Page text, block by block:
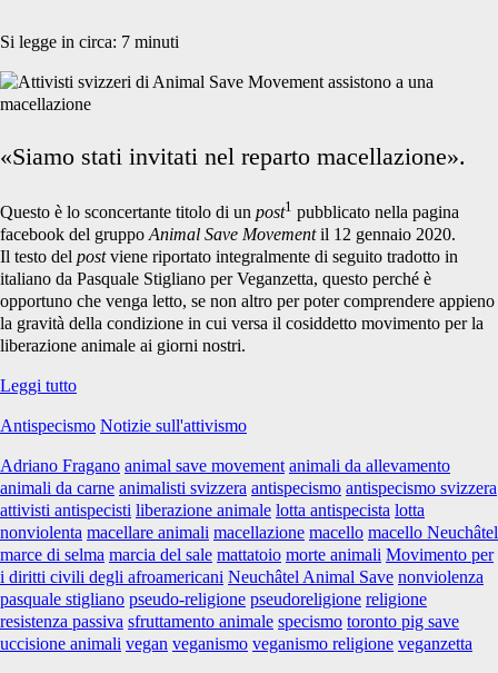
svizzera</span>
Si legge in circa: 7 minuti
«Siamo stati invitati nel reparto macellazione».
Questo è lo sconcertante titolo di un post1 pubblicato nella pagina
facebook del gruppo Animal Save Movementil 12 gennaio 2020.
Il testo del postviene riportato integralmente di seguito tradotto in
italiano da Pasquale Stigliano per Veganzetta, questo perché è
opportuno che venga letto, se non altro per poter comprendere appieno
la gravità della condizione in cui versa il cosiddetto movimento per la
liberazione animale ai giorni nostri.
Leggi tuttoLa
religione
Animal
Save
Movement
Antispecismo Notizie sull'attivismo
Adriano Fragano animal save movement animali da allevamento
animali da carne animalisti svizzera antispecismo antispecismo svizzera
attivisti antispecisti liberazione animale lotta antispecista lotta
nonviolenta macellare animali macellazione macello macello Neuchâtel
marce di selma marcia del sale mattatoio morte animali Movimento per
i diritti civili degli afroamericani Neuchâtel Animal Save nonviolenza
pasquale stigliano pseudo-religione pseudoreligione religione
resistenza passiva sfruttamento animale specismo toronto pig save
uccisione animali vegan veganismo veganismo religione veganzetta